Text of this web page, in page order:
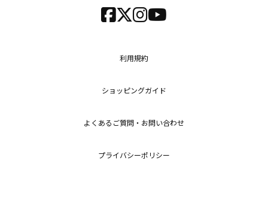
利用規約
ショッピングガイド
よくあるご質問・お問い合わせ
プライバシーポリシー